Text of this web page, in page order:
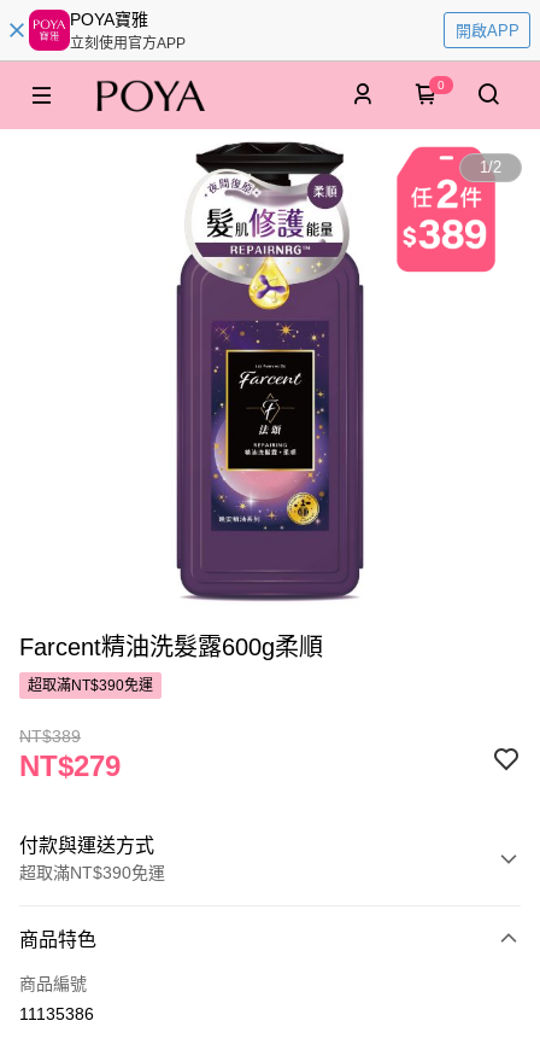
POYA寶雅
立刻使用官方APP
開啟APP
0
1/2
Farcent精油洗髮露600g柔順
超取滿NT$390免運
NT$389
NT$279
付款與運送方式
超取滿NT$390免運
POYA支付
信用卡一次付款
商品特色
商品編號
11135386